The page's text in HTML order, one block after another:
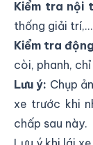
Kiểm tra nội
thống giải
Kiểm tra
còi, phanh, chỉ
Lưu ý: Chụp
xe trước khi
chấp sau này.